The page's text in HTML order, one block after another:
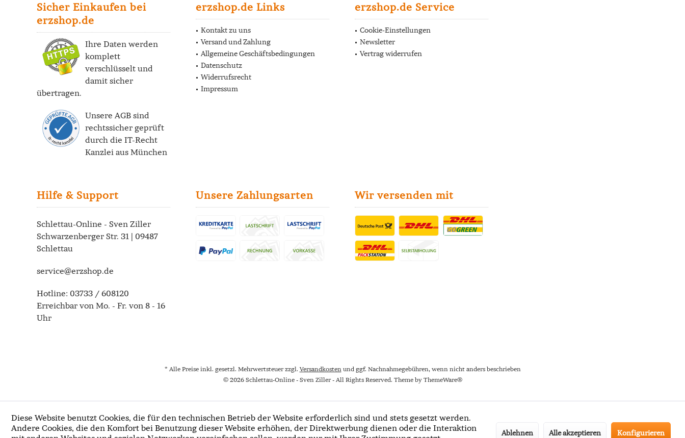
Sicher Einkaufen bei
erzshop.de
Ihre Daten werden
komplett
verschlüsselt und
damit sicher
übertragen.
Unsere AGB sind
rechtssicher geprüft
durch die IT-Recht
Kanzlei aus München
erzshop.de Links
Kontakt zu uns
Versand und Zahlung
Allgemeine Geschäftsbedingungen
Datenschutz
Widerrufsrecht
Impressum
erzshop.de Service
Cookie-Einstellungen
Newsletter
Vertrag widerrufen
Hilfe & Support
Schlettau-Online - Sven Ziller
Schwarzenberger Str. 31 | 09487
Schlettau
service@erzshop.de
Hotline: 03733 / 608120
Erreichbar von Mo. - Fr. von 8 - 16
Uhr
Unsere Zahlungsarten Wir versenden mit
* Alle Preise inkl. gesetzl. Mehrwertsteuer zzgl. Versandkostenund ggf. Nachnahmegebühren, wenn nicht anders beschrieben
© 2026 Schlettau-Online - Sven Ziller - All Rights Reserved. Theme by ThemeWare®
Diese Website benutzt Cookies, die für den technischen Betrieb der Website erforderlich sind und stets gesetzt werden.
Andere Cookies, die den Komfort bei Benutzung dieser Website erhöhen, der Direktwerbung dienen oder die Interaktion
Ablehnen Alle akzeptieren Konfigurieren